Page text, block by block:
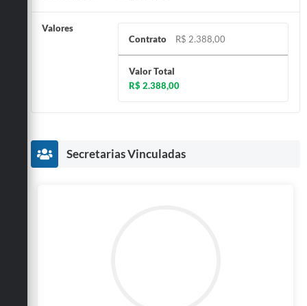
Valores
Contrato
R$ 2.388,00
Valor Total
R$ 2.388,00
Secretarias Vinculadas